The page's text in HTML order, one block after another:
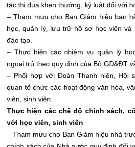
tác thi đua khen thưởng, kỷ luật đối với
– Tham mưu cho Ban Giám hiệu ban
học, quản lý, lưu trữ hồ sơ học viên và
đào tạo.
– Thực hiện các nhiệm vụ quản lý
ngoại trú theo quy định của Bộ GD&ĐT
– Phối hợp với Đoàn Thanh niên, Hội
quan tổ chức các hoạt động văn hóa,
viên, sinh viên.
Thực hiện các chế độ chính sách, c
với học viên, sinh viên
– Tham mưu cho Ban Giám hiệu nhà